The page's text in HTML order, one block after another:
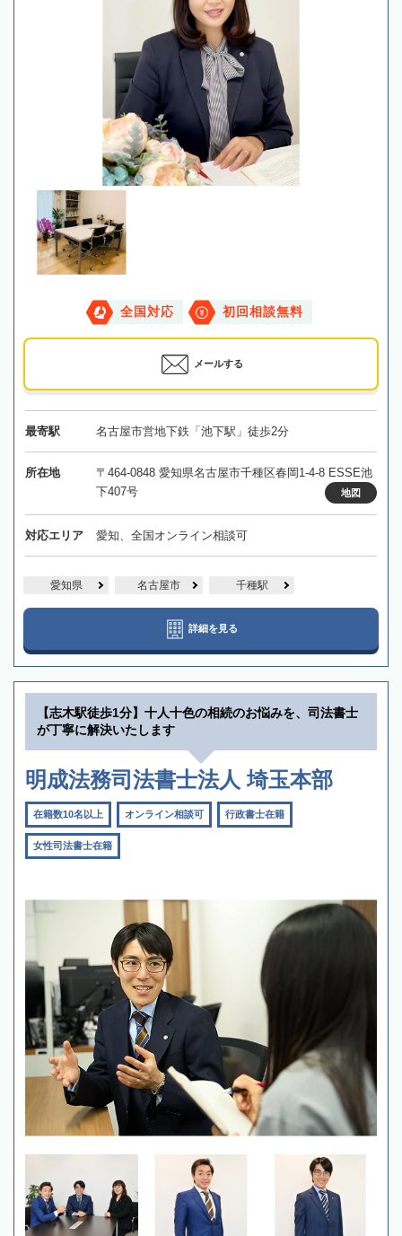
全国対応 初回相談無料
メールする
最寄駅 名古屋市営地下鉄「池下駅」徒歩2分
所在地
〒464-0848 愛知県名古屋市千種区春岡1-4-8 ESSE池
下407号
地図
対応エリア 愛知、全国オンライン相談可
愛知県 名古屋市 千種駅
詳細を見る
【志木駅徒歩1分】十人十色の相続のお悩みを、司法書士
が丁寧に解決いたします
明成法務司法書士法人 埼玉本部
在籍数10名以上 オンライン相談可 行政書士在籍
女性司法書士在籍